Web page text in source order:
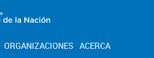
ORGANIZACIONES ACERCA